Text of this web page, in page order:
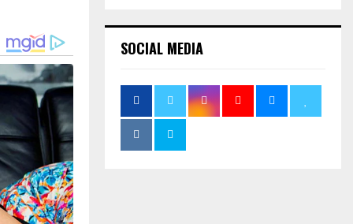
SOCIAL MEDIA